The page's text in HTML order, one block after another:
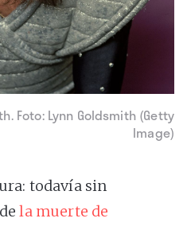
Foto: Lynn Goldsmith (Getty
Image)
todavía sin
la muerte de